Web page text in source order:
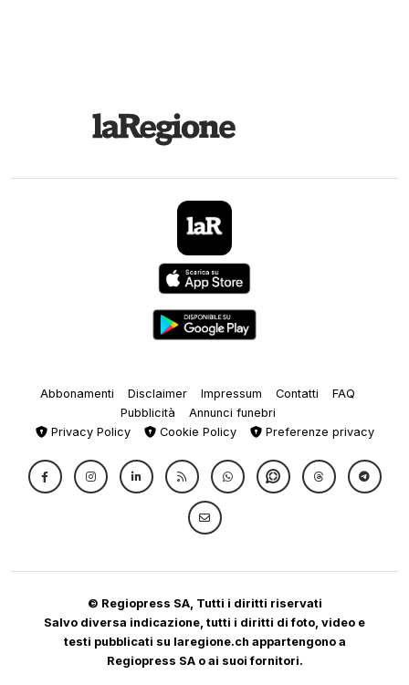
Abbonamenti Disclaimer Impressum Contatti
FAQ
Pubblicità
Annunci funebri
Privacy Policy
Cookie Policy Preferenze privacy
© Regiopress SA, Tutti i diritti riservati
Salvo diversa indicazione, tutti i diritti di foto, video e
testi pubblicati su laregione.ch appartengono a
Regiopress SA o ai suoi fornitori.